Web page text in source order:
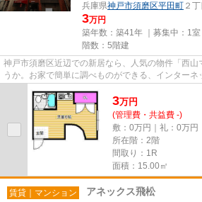
兵庫県神戸市須磨区平田町 ２丁
3万円
築年数：築41年 ｜募集中： 1室
階数：5階建
神戸市須磨区近辺での新居なら、人気の物件「西山
うか。お家で簡単に調べものができる、インター
3万円
(管理費・共益費 -)
敷：0万円｜礼：0万円
所在階：2階
間取り：1R
面積：15.00㎡
賃貸｜マンション アネックス飛松